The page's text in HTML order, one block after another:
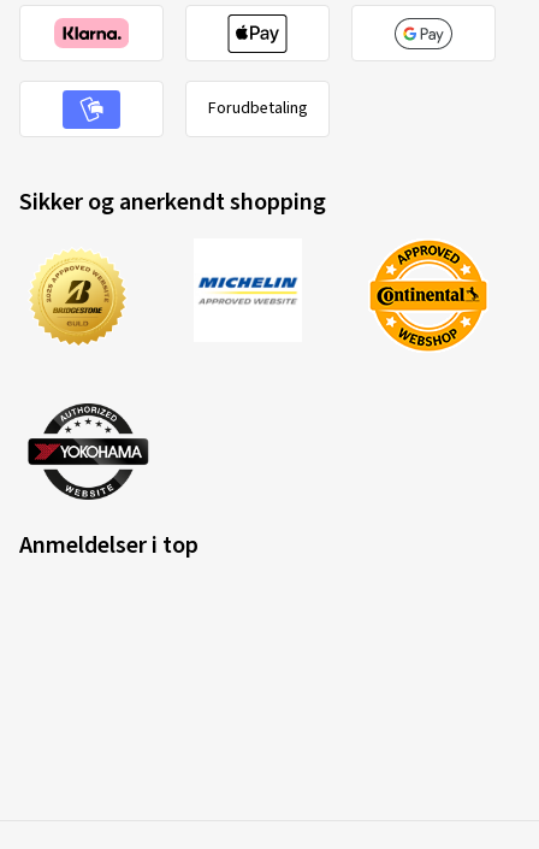
Forudbetaling
Sikker og anerkendt shopping
Anmeldelser i top